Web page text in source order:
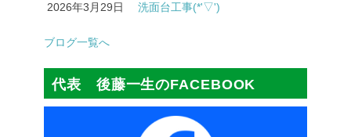
2026年3月29日
洗面台工事(*'▽')
ブログ一覧へ
代表 後藤一生のFACEBOOK